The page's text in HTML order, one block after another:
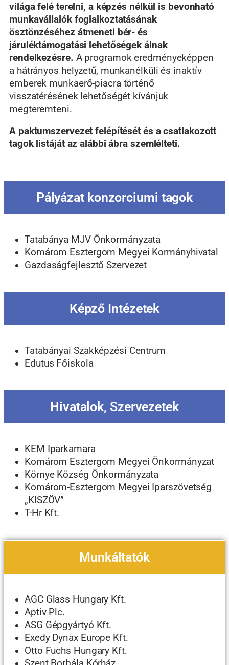
világa felé terelni, a képzés nélkül is bevonható
munkavállalók foglalkoztatásának
ösztönzéséhez átmeneti bér- és
járuléktámogatási lehetőségek álnak
rendelkezésre. A programok eredményeképpen
a hátrányos helyzetű, munkanélküli és inaktív
emberek munkaerő-piacra történő
visszatérésének lehetőségét kívánjuk
megteremteni.
A paktumszervezet felépítését és a csatlakozott
tagok listáját az alábbi ábra szemlélteti.
Pályázat konzorciumi tagok
Tatabánya MJV Önkormányzata
Komárom Esztergom Megyei Kormányhivatal
Gazdaságfejlesztő Szervezet
Képző Intézetek
Tatabányai Szakképzési Centrum
Edutus Főiskola
Hivatalok, Szervezetek
KEM Iparkamara
Komárom Esztergom Megyei Önkormányzat
Környe Község Önkormányzata
Komárom-Esztergom Megyei Iparszövetség
„KISZÖV”
T-Hr Kft.
Munkáltatók
AGC Glass Hungary Kft.
Aptiv Plc.
ASG Gépgyártyó Kft.
Exedy Dynax Europe Kft.
Otto Fuchs Hungary Kft.